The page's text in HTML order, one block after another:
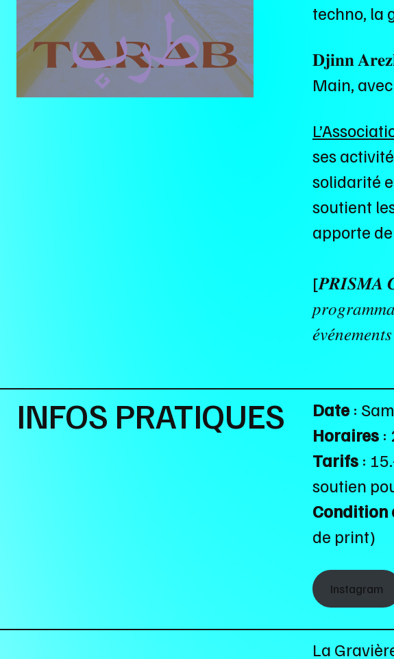
techno, la
𝐃𝐣𝐢𝐧𝐧
Main,
ses
solidarité
soutient
apporte
[𝑷𝑹𝑰𝑺𝑴𝑨
𝑒́𝑣𝑒́𝑛𝑒𝑚𝑒𝑛𝑡𝑠
INFOS PRATIQUES Date :
Horaires :
Tarifs :
soutien
Condition
de print)
Instagram
La